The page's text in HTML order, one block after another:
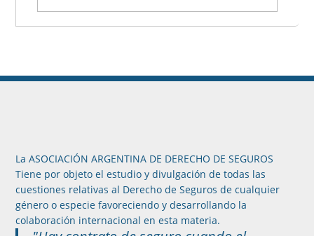
La ASOCIACIÓN ARGENTINA DE DERECHO DE SEGUROS
Tiene por objeto el estudio y divulgación de todas las
cuestiones relativas al Derecho de Seguros de cualquier
género o especie favoreciendo y desarrollando la
colaboración internacional en esta materia.